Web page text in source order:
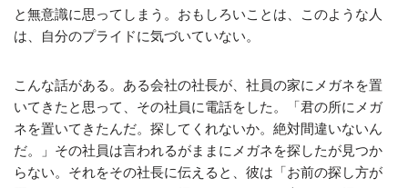
と無意識に思ってしまう。おもしろいことは、このような人
は、自分のプライドに気づいていない。
こんな話がある。ある会社の社長が、社員の家にメガネを置
いてきたと思って、その社員に電話をした。「君の所にメガ
ネを置いてきたんだ。探してくれないか。絶対間違いないん
だ。」その社員は言われるがままにメガネを探したが見つか
らない。それをその社長に伝えると、彼は「お前の探し方が